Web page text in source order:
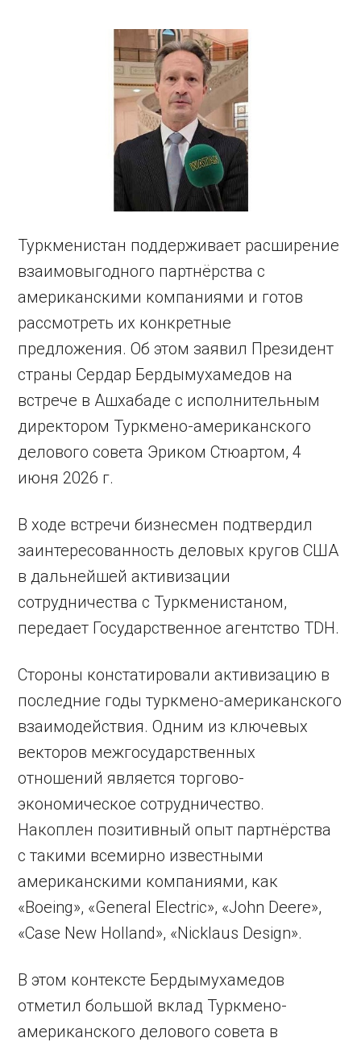
Туркменистан поддерживает расширение
взаимовыгодного партнёрства с
американскими компаниями и готов
рассмотреть их конкретные
предложения. Об этом заявил Президент
страны Сердар Бердымухамедов на
встрече в Ашхабаде с исполнительным
директором Туркмено-американского
делового совета Эриком Стюартом, 4
июня 2026 г.
В ходе встречи бизнесмен подтвердил
заинтересованность деловых кругов США
в дальнейшей активизации
сотрудничества с Туркменистаном,
передает Государственное агентство TDH.
Стороны констатировали активизацию в
последние годы туркмено-американского
взаимодействия. Одним из ключевых
векторов межгосударственных
отношений является торгово-
экономическое сотрудничество.
Накоплен позитивный опыт партнёрства
с такими всемирно известными
американскими компаниями, как
«Boeing», «General Electric», «John Deere»,
«Case New Holland», «Nicklaus Design».
В этом контексте Бердымухамедов
отметил большой вклад Туркмено-
американского делового совета в